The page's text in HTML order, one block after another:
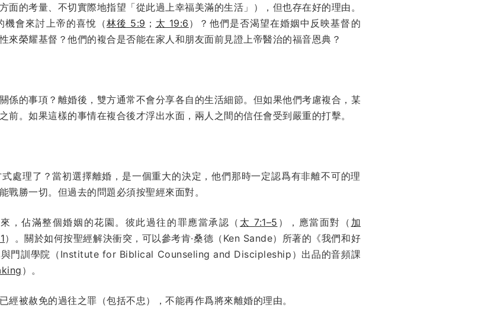
面的考量、不切實際地指望「從此過上幸福美滿的生活」），但也存在好的理由。
機會來討上帝的喜悅（林後 5:9 ； 太 19:6 ）？他們是否渴望在婚姻中反映基督的
來榮耀基督？他們的複合是否能在家人和朋友面前見證上帝醫治的福音恩典？
係的事項？離婚後，雙方通常不會分享各自的生活細節。但如果他們考慮複合，某
前。如果這樣的事情在複合後才浮出水面，兩人之間的信任會受到嚴重的打擊。
處理了？當初選擇離婚，是一個重大的決定，他們那時一定認爲有非離不可的理
勝一切。但過去的問題必須按聖經來面對。
，佔滿整個婚姻的花園。彼此過往的罪應當承認（ 太 7:1–5 ），應當面對（ 加
）。關於如何按聖經解決衝突，可以參考肯·桑德（Ken Sande）所著的《我們和好
與門訓學院（Institute for Biblical Counseling and Discipleship）出品的音頻課
）。
經被赦免的過往之罪（包括不忠），不能再作爲將來離婚的理由。